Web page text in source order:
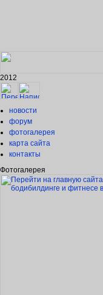
2012
новости
форум
фотогалерея
карта сайта
контакты
Фотогалерея